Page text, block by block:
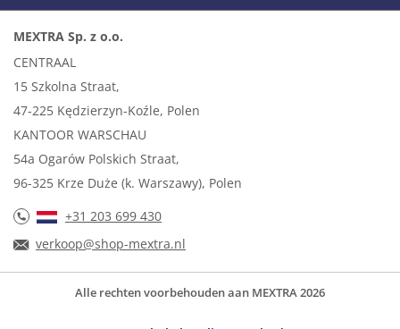
MEXTRA Sp. z o.o.
CENTRAAL
15 Szkolna Straat,
47-225 Kędzierzyn-Koźle, Polen
KANTOOR WARSCHAU
54a Ogarów Polskich Straat,
96-325 Krze Duże (k. Warszawy), Polen
+31 203 699 430
verkoop@shop-mextra.nl
Alle rechten voorbehouden aan MEXTRA 2026